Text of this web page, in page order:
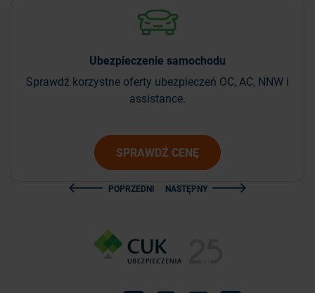
Ubezpieczenie samochodu
Sprawdź korzystne oferty ubezpieczeń OC, AC, NNW i
assistance.
SPRAWDŹ CENĘ
POPRZEDNI NASTĘPNY